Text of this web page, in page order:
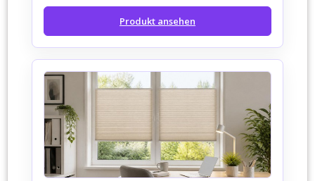
Produkt ansehen